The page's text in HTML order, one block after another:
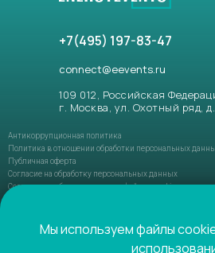
© 2021-2026 ENERGYEVENTS. Все права
109 012, Российская
г. Москва, ул. Охотный ряд,
+7(495) 197-83-47
connect@eevents.ru
Антикоррупционная политика
Политика в отношении обработки персональных
Публичная оферта
Согласие на обработку персональных данных
Соглашение об использовании файлов-cookie
Мы используем файлы